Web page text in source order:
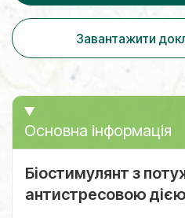
Завантажити
Основна інформація
Біостимулянт з
антистресовою дією